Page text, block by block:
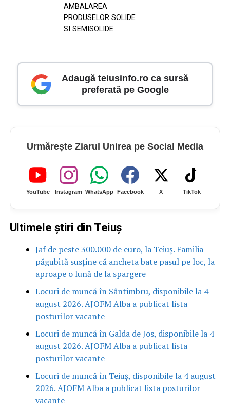
AMBALAREA
PRODUSELOR SOLIDE
SI SEMISOLIDE
Adaugă teiusinfo.ro ca sursă
preferată pe Google
Urmărește Ziarul Unirea pe Social Media
YouTube Instagram WhatsApp Facebook X TikTok
Ultimele știri din Teiuș
Jaf de peste 300.000 de euro, la Teiuș. Familia
păgubită susține că ancheta bate pasul pe loc, la
aproape o lună de la spargere
Locuri de muncă în Sântimbru, disponibile la 4
august 2026. AJOFM Alba a publicat lista
posturilor vacante
Locuri de muncă în Galda de Jos, disponibile la 4
august 2026. AJOFM Alba a publicat lista
posturilor vacante
Locuri de muncă în Teiuș, disponibile la 4 august
2026. AJOFM Alba a publicat lista posturilor
vacante